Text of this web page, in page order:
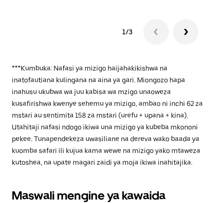
1/3
***Kumbuka: Nafasi ya mizigo haijahakikishwa na
inatofautiana kulingana na aina ya gari. Miongozo hapa
inahusu ukubwa wa juu kabisa wa mzigo unaoweza
kusafirishwa kwenye sehemu ya mizigo, ambao ni inchi 62 za
mstari au sentimita 158 za mstari (urefu + upana + kina).
Utahitaji nafasi ndogo ikiwa una mizigo ya kubeba mkononi
pekee. Tunapendekeza uwasiliane na dereva wako baada ya
kuomba safari ili kujua kama wewe na mizigo yako mtaweza
kutoshea, na upate magari zaidi ya moja ikiwa inahitajika.
Maswali mengine ya kawaida